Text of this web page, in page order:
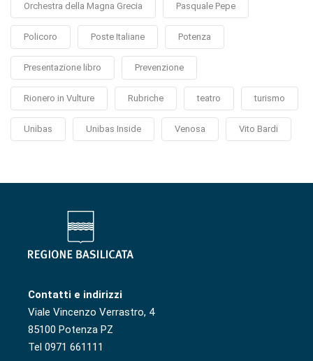
Orchestra della Magna Grecia Pasquale Pepe
Policoro Poste Italiane Potenza
Presentazione libro Prevenzione
Rionero in Vulture Rubriche teatro turismo
Unibas Unibas Inside Venosa Vito Bardi
Contatti e indirizzi
Viale Vincenzo Verrastro, 4
85100 Potenza PZ
Tel 0971 661111